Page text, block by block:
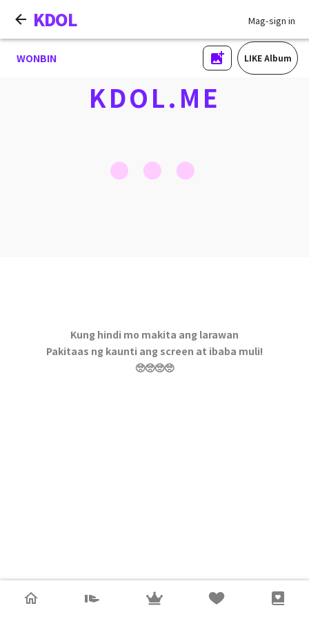
KDOL Mag-sign in
WONBIN LIKE Album
KDOL.ME
Kung hindi mo makita ang larawan
Pakitaas ng kaunti ang screen at ibaba muli!
🥺🥺🥺🥺